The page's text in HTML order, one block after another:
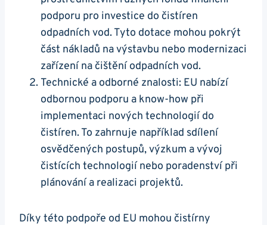
podporu pro investice do čistíren
odpadních vod. Tyto dotace mohou pokrýt
část nákladů na výstavbu nebo modernizaci
zařízení na čištění odpadních vod.
Technické a odborné znalosti: EU nabízí
odbornou podporu a know-how při
implementaci nových technologií do
čistíren. To zahrnuje například sdílení
osvědčených postupů, výzkum a vývoj
čistících technologií nebo poradenství při
plánování a realizaci projektů.
Díky této podpoře od EU mohou čistírny